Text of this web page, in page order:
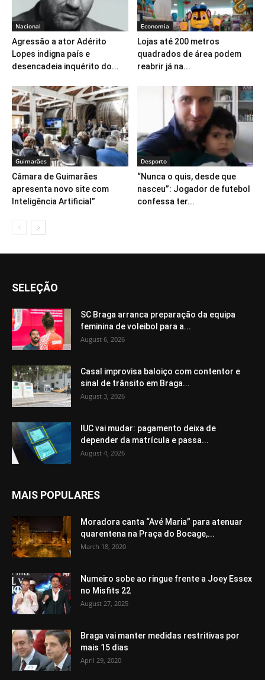
Nacional
Agressão a ator Adérito
Lopes indigna país e
desencadeia inquérito do...
Economia
Lojas até 200 metros
quadrados de área podem
reabrir já na...
Guimarães
Câmara de Guimarães
apresenta novo site com
Inteligência Artificial”
Desporto
“Nunca o quis, desde que
nasceu”: Jogador de futebol
confessa ter...
SELEÇÃO
SC Braga arranca preparação da equipa
feminina de voleibol para a...
August 6, 2026
Casal improvisa baloiço com contentor e
sinal de trânsito em Braga...
August 3, 2026
IUC vai mudar: pagamento deixa de
depender da matrícula e passa...
August 4, 2026
MAIS POPULARES
Moradora canta “Avé Maria” para atenuar
quarentena na Praça do Bocage,...
March 18, 2020
Numeiro sobe ao ringue frente a Joey Essex
no Misfits 22
August 27, 2025
Braga vai manter medidas restritivas por
mais 15 dias
April 29, 2020